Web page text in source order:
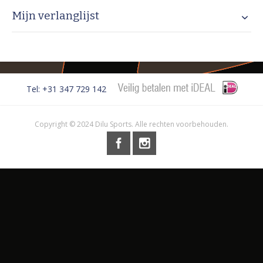
Mijn verlanglijst
Tel: +31 347 729 142
Copyright © 2024 Dilu Sports. Alle rechten voorbehouden.